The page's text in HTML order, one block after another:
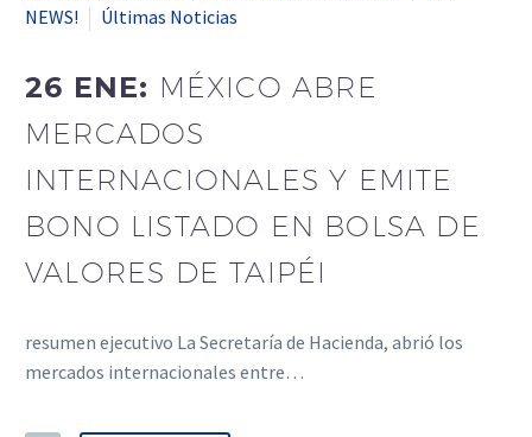
NEWS!
Últimas Noticias
26 ENE: MÉXICO ABRE
MERCADOS
INTERNACIONALES Y EMITE
BONO LISTADO EN BOLSA DE
VALORES DE TAIPÉI
resumen ejecutivo La Secretaría de Hacienda, abrió los
mercados internacionales entre…